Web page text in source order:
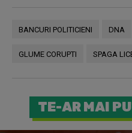
BANCURI POLITICIENI DNA
GLUME CORUPTI SPAGA
TE-AR MAI